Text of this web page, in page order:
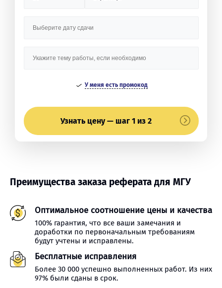
У меня есть промокод
Узнать цену — шаг 1 из 2
Преимущества заказа реферата для МГУ
Оптимальное соотношение цены и качества
100% гарантия, что все ваши замечания и
доработки по первоначальным требованиям
будут учтены и исправлены.
Бесплатные исправления
Более 30 000 успешно выполненных работ. Из них
97% были сданы в срок.